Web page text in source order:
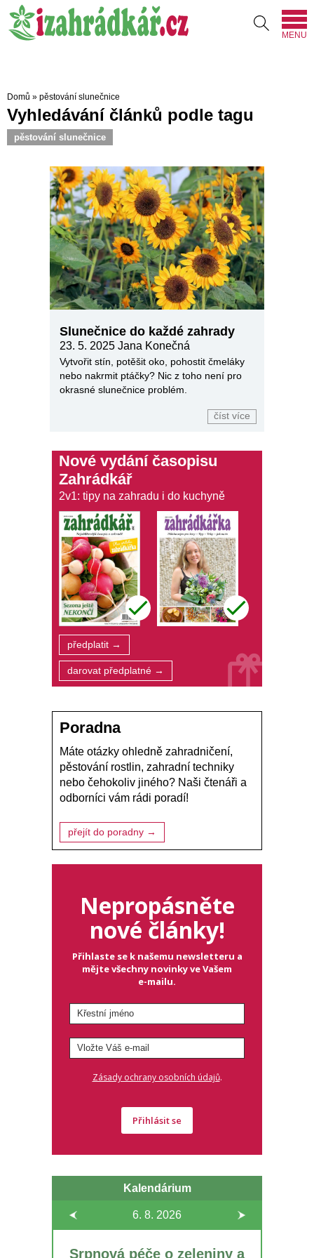
MENU
Domů » pěstování slunečnice
Vyhledávání článků podle tagu
pěstování slunečnice
Slunečnice do každé zahrady
23. 5. 2025 Jana Konečná
Vytvořit stín, potěšit oko, pohostit čmeláky
nebo nakrmit ptáčky? Nic z toho není pro
okrasné slunečnice problém.
číst více
Nové vydání časopisu
Zahrádkář
2v1: tipy na zahradu i do kuchyně
předplatit →
darovat předplatné →
Poradna
Máte otázky ohledně zahradničení,
pěstování rostlin, zahradní techniky
nebo čehokoliv jiného? Naši čtenáři a
odborníci vám rádi poradí!
přejít do poradny →
Nepropásněte
nové články!
Přihlaste se k našemu newsletteru a
mějte všechny novinky ve Vašem
e-mailu.
Zásady ochrany osobních údajů.
Přihlásit se
Kalendárium
6. 8. 2026
Srpnová péče o zeleniny a